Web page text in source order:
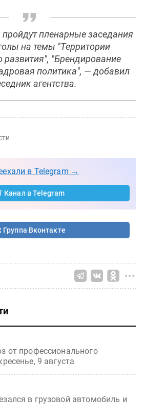
пройдут пленарные заседания
на темы "Территории
"Брендирование
политика", — добавил
агентства.
в Telegram →
Канал в Telegram
Группа Вконтакте
от профессионального
9 августа
в грузовой автомобиль и